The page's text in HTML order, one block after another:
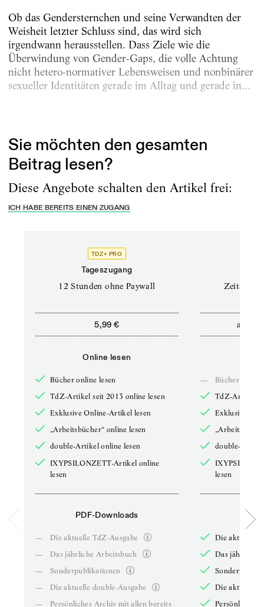
Ob das Gendersternchen und seine Verwandten der
Weisheit letzter Schluss sind, das wird sich
irgendwann herausstellen. Dass Ziele wie die
Überwindung von Gender-Gaps, die volle Achtung
nicht hetero-normativer Lebensweisen und nonbinärer
sexueller Identitäten gerade im Alltag und gerade in...
Sie möchten den gesamten
Beitrag lesen?
Diese Angebote schalten den Artikel frei:
ICH HABE BEREITS EINEN ZUGANG
TDZ+ PRO
Tageszugang
12 Stunden ohne Paywall
5,99 €
Online lesen
Bücher online lesen
TdZ-Artikel seit 2013 online lesen
Exklusive Online-Artikel lesen
„Arbeitsbücher“ online lesen
double-Artikel online lesen
IXYPSILONZETT-Artikel online
lesen
PDF-Downloads
—
Die aktuelle TdZ-Ausgabe
—
Das jährliche Arbeitsbuch
—
Sonderpublikationen
—
Die aktuelle double-Ausgabe
—
Persönliches Archiv mit allen bereits
ab
—
Bücher online
TdZ-Artikel
Exklusive
double-
lesen
Die aktuelle
Das jährliche
Die aktuelle
Persönliches